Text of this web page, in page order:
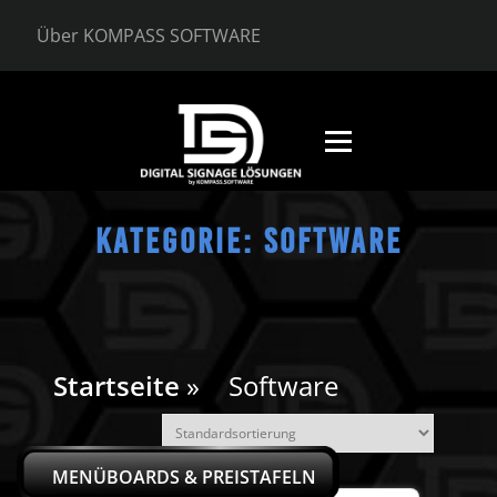
Über KOMPASS SOFTWARE
Menü
EN
KATEGORIE: SOFTWARE
Startseite » Software
MENÜBOARDS & PREISTAFELN